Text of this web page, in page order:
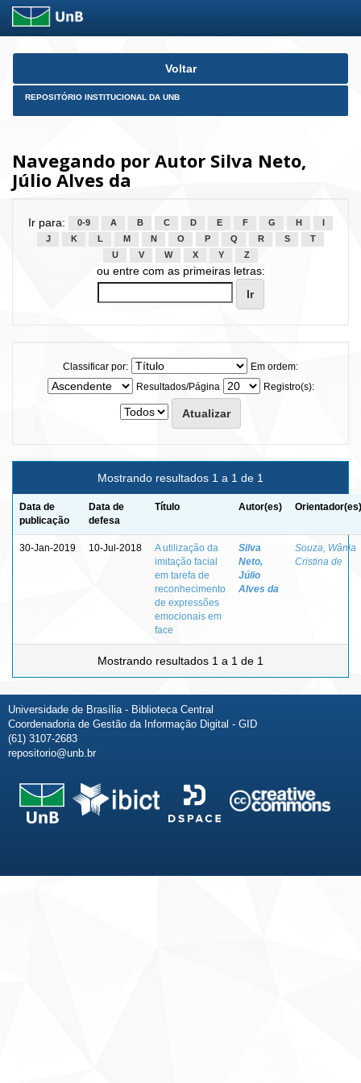
Skip
Voltar
REPOSITÓRIO INSTITUCIONAL DA UNB
Navegando por Autor Silva Neto,
Júlio Alves da
Ir para: 0-9 A B C D E F G H
J
K L M N O P Q R S
T
U
V W X Y Z
ou entre com as primeiras letras:
Classificar por:
Em ordem:
Resultados/Página
Registro(s):
Mostrando resultados 1 a 1 de 1
Data de
publicação
Data de
defesa
Título Autor(es) Orientador(es)
30-Jan-2019 10-Jul-2018
A utilização da
imitação facial
em tarefa de
reconhecimento
de expressões
emocionais em
face
Silva
Neto,
Júlio
Alves da
Souza, Wânia
Cristina de
Mostrando resultados 1 a 1 de 1
Universidade de Brasília - Biblioteca Central
Coordenadoria de Gestão da Informação Digital - GID
(61) 3107-2683
repositorio@unb.br